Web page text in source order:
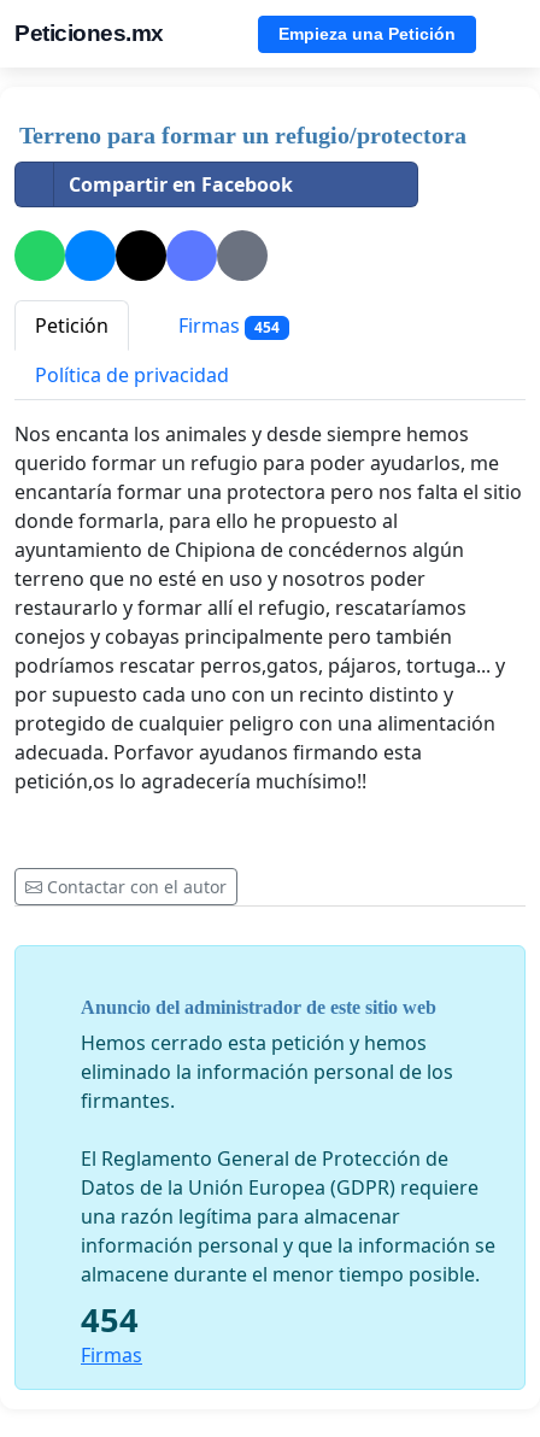
Peticiones.mx Empieza una Petición
Terreno para formar un refugio/protectora
Compartir en Facebook
Petición Firmas 454
Política de privacidad
Nos encanta los animales y desde siempre hemos
querido formar un refugio para poder ayudarlos, me
encantaría formar una protectora pero nos falta el sitio
donde formarla, para ello he propuesto al
ayuntamiento de Chipiona de concédernos algún
terreno que no esté en uso y nosotros poder
restaurarlo y formar allí el refugio, rescataríamos
conejos y cobayas principalmente pero también
podríamos rescatar perros,gatos, pájaros, tortuga... y
por supuesto cada uno con un recinto distinto y
protegido de cualquier peligro con una alimentación
adecuada. Porfavor ayudanos firmando esta
petición,os lo agradecería muchísimo!!
Contactar con el autor
Anuncio del administrador de este sitio web
Hemos cerrado esta petición y hemos
eliminado la información personal de los
firmantes.
El Reglamento General de Protección de
Datos de la Unión Europea (GDPR) requiere
una razón legítima para almacenar
información personal y que la información se
almacene durante el menor tiempo posible.
454
Firmas